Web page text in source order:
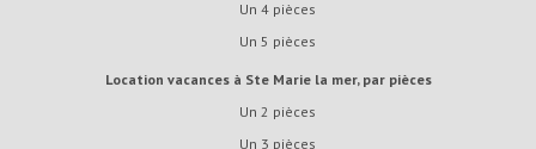
Un 4 pièces
Un 5 pièces
Location vacances à Ste Marie la mer, par pièces
Un 2 pièces
Un 3 pièces